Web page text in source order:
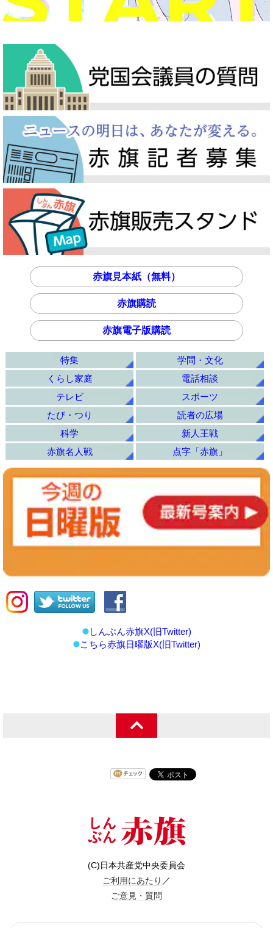
赤旗見本紙（無料）
赤旗購読
赤旗電子版購読
特集
学問・文化
くらし家庭
電話相談
テレビ
スポーツ
たび・つり
読者の広場
科学
新人王戦
赤旗名人戦
点字「赤旗」
しんぶん赤旗X(旧Twitter)
こちら赤旗日曜版X(旧Twitter)
(C)日本共産党中央委員会
ご利用にあたり ／
ご意見・質問